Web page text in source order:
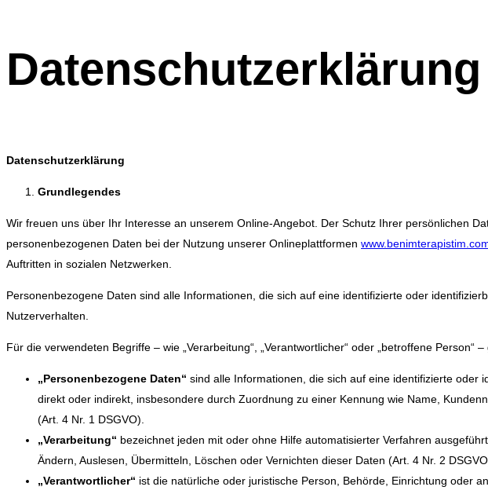
Datenschutzerklärung
Datenschutzerklärung
Grundlegendes
Wir freuen uns über Ihr Interesse an unserem Online-Angebot. Der Schutz Ihrer persönlichen
personenbezogenen Daten bei der Nutzung unserer Onlineplattformen
Auftritten in sozialen Netzwerken.
Personenbezogene Daten sind alle Informationen, die sich auf eine identifizierte oder
Nutzerverhalten.
Für die verwendeten Begriffe – wie „Verarbeitung“, „Verantwortlicher“ oder „betroffene
„Personenbezogene Daten“ sind alle Informationen, die sich auf eine identifizierte oder
direkt oder indirekt, insbesondere durch Zuordnung zu einer Kennung wie Name,
(Art. 4 Nr. 1 DSGVO).
„Verarbeitung“ bezeichnet jeden mit oder ohne Hilfe automatisierter Verfahren
Ändern, Auslesen, Übermitteln, Löschen oder Vernichten dieser Daten (Art. 4 Nr. 2
„Verantwortlicher“ ist die natürliche oder juristische Person, Behörde, Einrichtung oder